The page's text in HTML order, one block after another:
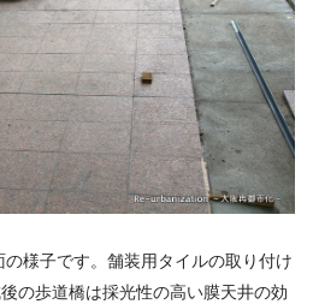
様子です。舗装用タイルの取り付け
の歩道橋は採光性の高い膜天井の効